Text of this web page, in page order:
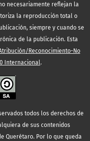
necesariamente reflejan la
la reproducción total o
siempre y cuando se
de la publicación. Esta
Reconocimiento-No
Internacional.
todos los derechos de
de sus contenidos
Querétaro. Por lo que queda